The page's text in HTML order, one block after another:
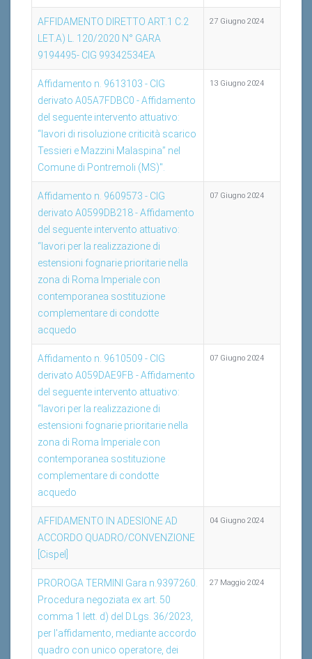
AFFIDAMENTO DIRETTO ART.1 C.2
LET.A) L. 120/2020 N° GARA
9194495- CIG 99342534EA
27 Giugno 2024
Affidamento n. 9613103 - CIG
derivato A05A7FDBC0 - Affidamento
del seguente intervento attuativo:
“lavori di risoluzione criticità scarico
Tessieri e Mazzini Malaspina” nel
Comune di Pontremoli (MS)".
13 Giugno 2024
Affidamento n. 9609573 - CIG
derivato A0599DB218 - Affidamento
del seguente intervento attuativo:
“lavori per la realizzazione di
estensioni fognarie prioritarie nella
zona di Roma Imperiale con
contemporanea sostituzione
complementare di condotte
acquedo
07 Giugno 2024
Affidamento n. 9610509 - CIG
derivato A059DAE9FB - Affidamento
del seguente intervento attuativo:
“lavori per la realizzazione di
estensioni fognarie prioritarie nella
zona di Roma Imperiale con
contemporanea sostituzione
complementare di condotte
acquedo
07 Giugno 2024
AFFIDAMENTO IN ADESIONE AD
ACCORDO QUADRO/CONVENZIONE
[Cispel]
04 Giugno 2024
PROROGA TERMINI Gara n.9397260.
Procedura negoziata ex art. 50
comma 1 lett. d) del D.Lgs. 36/2023,
per l'affidamento, mediante accordo
quadro con unico operatore, dei
27 Maggio 2024